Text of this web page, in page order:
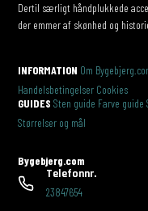
Dertil særligt håndplukkede
der emmer af skønhed og
INFORMATION Om
Handelsbetingelser Cookies
GUIDES Sten guide Farve guide
Størrelser og mål
Bygebjerg.com
Telefonnr.
23847654